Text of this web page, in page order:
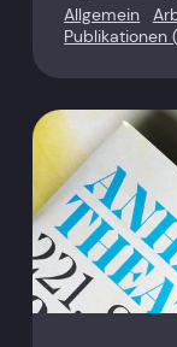
Allgemein
Publikationen